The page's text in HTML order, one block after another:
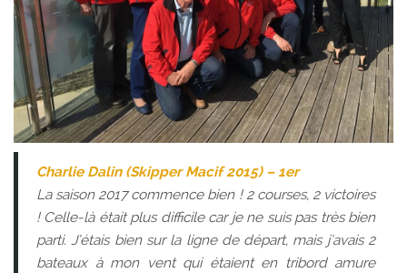
Charlie Dalin (Skipper Macif 2015) – 1er
La saison 2017 commence bien ! 2 courses, 2 victoires
! Celle-là était plus difficile car je ne suis pas très bien
parti. J’étais bien sur la ligne de départ, mais j’avais 2
bateaux à mon vent qui étaient en tribord amure